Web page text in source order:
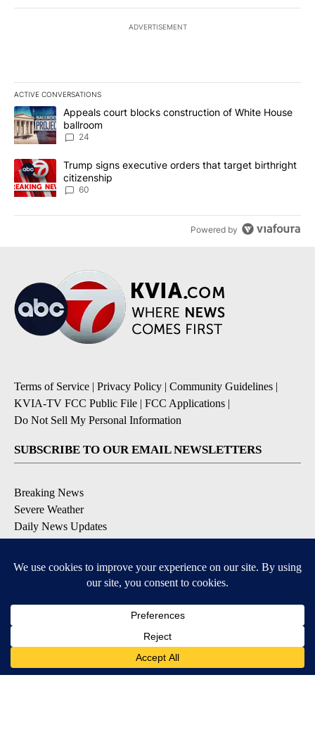
ADVERTISEMENT
ACTIVE CONVERSATIONS
The following is a list of the most commented articles in the last
A trending article titled "Appeals court blocks construction of
Appeals court blocks construction of White House
ballroom
24
A trending article titled "Trump signs executive orders that
Trump signs executive orders that target birthright
citizenship
60
Powered by
Terms of Service | Privacy Policy | Community Guidelines |
KVIA-TV FCC Public File | FCC Applications |
Do Not Sell My Personal Information
SUBSCRIBE TO OUR EMAIL NEWSLETTERS
Breaking News
Severe Weather
Daily News Updates
Contests & Promotions
DOWNLOAD OUR APPS
Available for iOS and Android